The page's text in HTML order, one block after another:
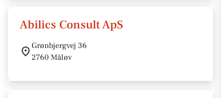
Abilics Consult ApS
Grønbjergvej 36
2760 Måløv